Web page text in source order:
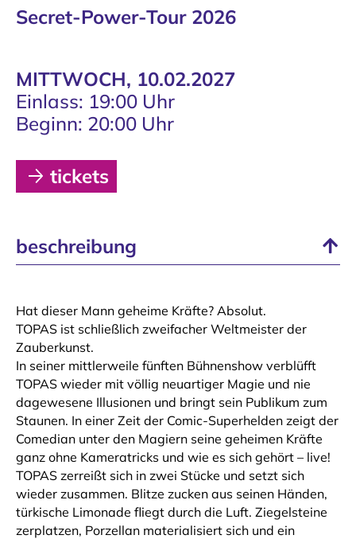
Secret-Power-Tour 2026
MITTWOCH, 10.02.2027
Einlass: 19:00 Uhr
Beginn: 20:00 Uhr
tickets
beschreibung
Hat dieser Mann geheime Kräfte? Absolut.
TOPAS ist schließlich zweifacher Weltmeister der
Zauberkunst.
In seiner mittlerweile fünften Bühnenshow verblüfft
TOPAS wieder mit völlig neuartiger Magie und nie
dagewesene Illusionen und bringt sein Publikum zum
Staunen. In einer Zeit der Comic-Superhelden zeigt der
Comedian unter den Magiern seine geheimen Kräfte
ganz ohne Kameratricks und wie es sich gehört – live!
TOPAS zerreißt sich in zwei Stücke und setzt sich
wieder zusammen. Blitze zucken aus seinen Händen,
türkische Limonade fliegt durch die Luft. Ziegelsteine
zerplatzen, Porzellan materialisiert sich und ein